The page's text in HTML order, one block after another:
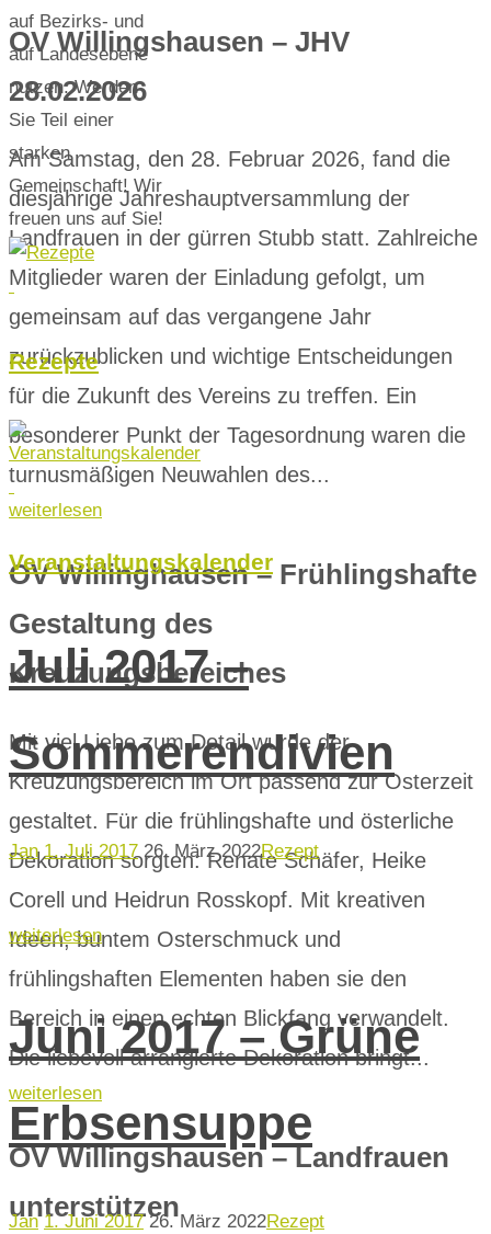
OV Willingshausen – JHV
28.02.2026
Am Samstag, den 28. Februar 2026, fand die
diesjährige Jahreshauptversammlung der
Landfrauen in der gürren Stubb statt. Zahlreiche
Mitglieder waren der Einladung gefolgt, um
gemeinsam auf das vergangene Jahr
zurückzublicken und wichtige Entscheidungen
für die Zukunft des Vereins zu treﬀen. Ein
besonderer Punkt der Tagesordnung waren die
turnusmäßigen Neuwahlen des...
weiterlesen
OV Willinghausen – Frühlingshafte
Gestaltung des
Kreuzungsbereiches
Mit viel Liebe zum Detail wurde der
Kreuzungsbereich im Ort passend zur Osterzeit
gestaltet. Für die frühlingshafte und österliche
Dekoration sorgten: Renate Schäfer, Heike
Corell und Heidrun Rosskopf. Mit kreativen
Ideen, buntem Osterschmuck und
frühlingshaften Elementen haben sie den
Bereich in einen echten Blickfang verwandelt.
Die liebevoll arrangierte Dekoration bringt...
weiterlesen
OV Willingshausen – Landfrauen
unterstützen
auf Bezirks- und
auf Landesebene
nutzen. Werden
Sie Teil einer
starken
Gemeinschaft! Wir
freuen uns auf Sie!
Rezepte
Veranstaltungskalender
Juli 2017 –
Sommerendivien
Jan 1. Juli 2017 26. März 2022Rezept
weiterlesen
Juni 2017 – Grüne
Erbsensuppe
Jan 1. Juni 2017 26. März 2022Rezept